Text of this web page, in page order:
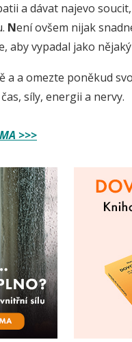
a dávat najevo
Není ovšem nijak
aby vypadal jako
a a omezte poněkud
síly, energii a nervy.
>>>